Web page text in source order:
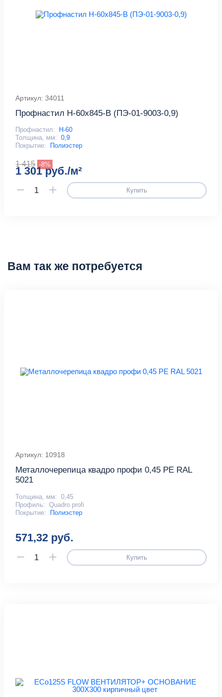
Артикул: 34011
Профнастил Н-60x845-B (ПЭ-01-9003-0,9)
Профнастил:
Н-60
Толщина, мм: 0,9
Покрытие:
Полиэстер
1 415 -8%
1 301 руб./м²
Купить
Вам так же потребуется
Артикул: 10918
Металлочерепица квадро профи 0,45 PE RAL
5021
Толщина, мм: 0,45
Профиль: Quadro profi
Покрытие:
Полиэстер
571,32 руб.
Купить